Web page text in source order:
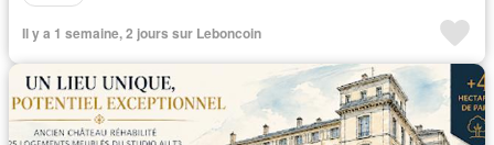
Il y a 1 semaine, 2 jours sur Leboncoin